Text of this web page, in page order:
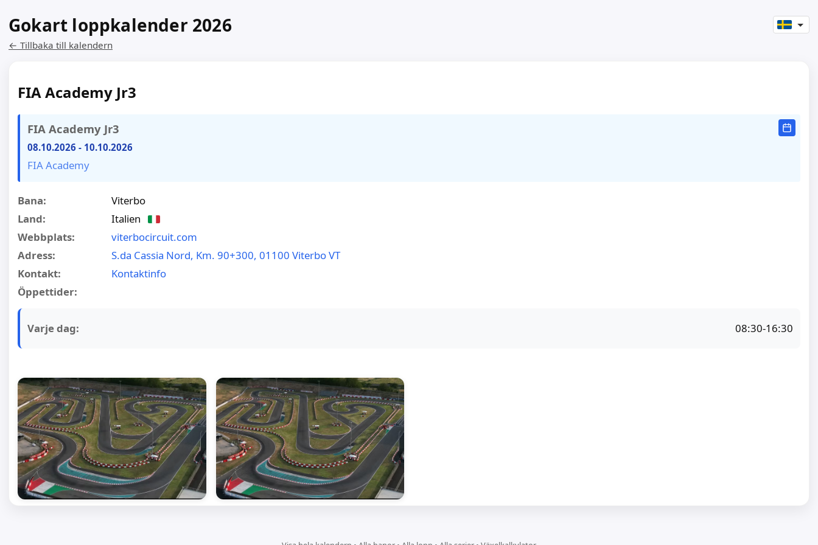
Gokart loppkalender 2026
← Tillbaka till kalendern
FIA Academy Jr3
FIA Academy Jr3
08.10.2026 - 10.10.2026
FIA Academy
Bana:
Viterbo
Land:
Italien
Webbplats:
viterbocircuit.com
Adress:
S.da Cassia Nord, Km. 90+300, 01100 Viterbo VT
Kontakt:
Kontaktinfo
Öppettider:
Varje dag: 08:30-16:30